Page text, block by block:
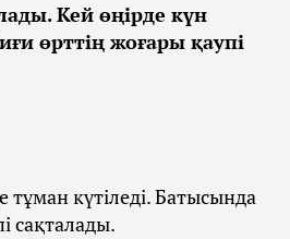
Кей өңірде күн
өрттің жоғары қаупі
тұман күтіледі. Батысында
сақталады.